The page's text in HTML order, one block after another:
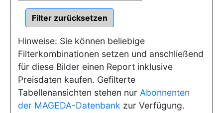
Hinweise: Sie können beliebige
Filterkombinationen setzen und anschließend
für diese Bilder einen Report inklusive
Preisdaten kaufen. Gefilterte
Tabellenansichten stehen nur Abonnenten
der MAGEDA-Datenbank zur Verfügung.